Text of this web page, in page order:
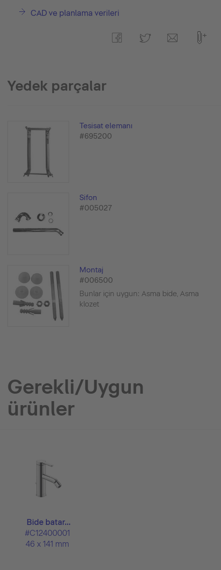
CAD ve planlama verileri
Yedek parçalar
Tesisat elemanı
#695200
Sifon
#005027
Montaj
#006500
Bunlar için uygun: Asma bide, Asma
klozet
Gerekli/Uygun
ürünler
Bide batar...
#C12400001
46 x 141 mm